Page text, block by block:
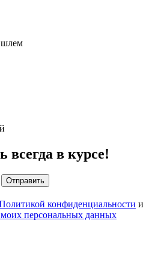
всегда в курсе!
Отправить
конфиденциальности и
моих персональных данных